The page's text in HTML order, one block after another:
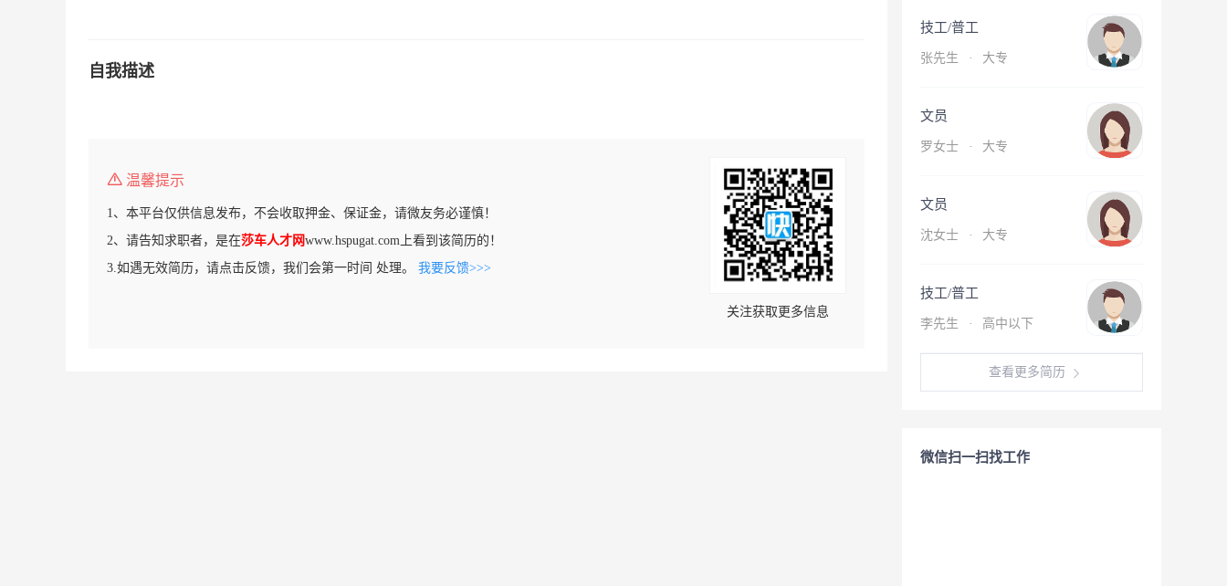
自我描述
温馨提示
1、本平台仅供信息发布，不会收取押金、保证金，请微友务必谨慎！
2、请告知求职者，是在莎车人才网www.hspugat.com上看到该简历的！
3.如遇无效简历，请点击反馈，我们会第一时间 处理。 我要反馈>>>
关注获取更多信息
技工/普工
张先生 · 大专
文员
罗女士 · 大专
文员
沈女士 · 大专
技工/普工
李先生 · 高中以下
查看更多简历
微信扫一扫找工作